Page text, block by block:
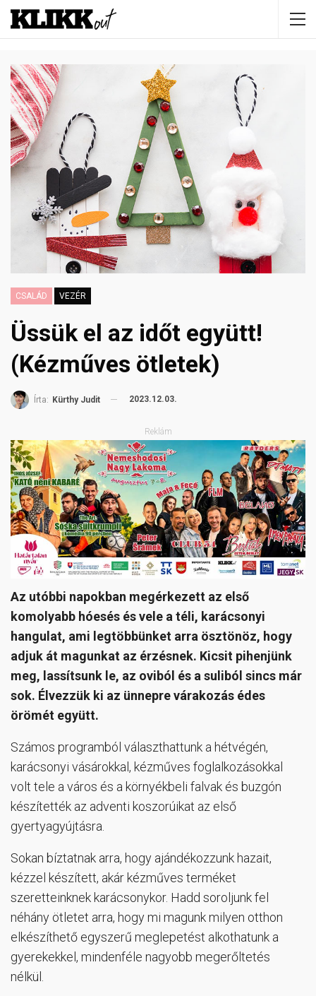
CSALÁD VEZÉR
Üssük el az időt együtt!
(Kézműves ötletek)
Írta: Kürthy Judit 2023.12.03.
Reklám
Az utóbbi napokban megérkezett az első
komolyabb hóesés és vele a téli, karácsonyi
hangulat, ami legtöbbünket arra ösztönöz, hogy
adjuk át magunkat az érzésnek. Kicsit pihenjünk
meg, lassítsunk le, az oviból és a suliból sincs már
sok. Élvezzük ki az ünnepre várakozás édes
örömét együtt.
Számos programból választhattunk a hétvégén,
karácsonyi vásárokkal, kézműves foglalkozásokkal
volt tele a város és a környékbeli falvak és buzgón
készítették az adventi koszorúikat az első
gyertyagyújtásra.
Sokan bíztatnak arra, hogy ajándékozzunk hazait,
kézzel készített, akár kézműves terméket
szeretteinknek karácsonykor. Hadd soroljunk fel
néhány ötletet arra, hogy mi magunk milyen otthon
elkészíthető egyszerű meglepetést alkothatunk a
gyerekekkel, mindenféle nagyobb megerőltetés
nélkül.